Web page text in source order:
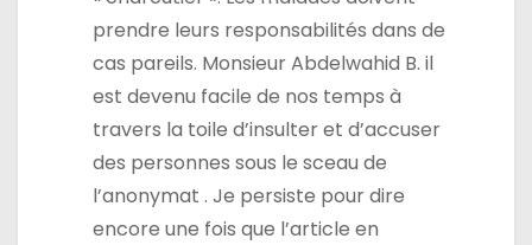
prendre leurs responsabilités dans de
cas pareils. Monsieur Abdelwahid B. il
est devenu facile de nos temps à
travers la toile d’insulter et d’accuser
des personnes sous le sceau de
l’anonymat . Je persiste pour dire
encore une fois que l’article en